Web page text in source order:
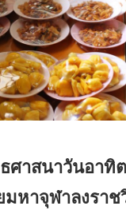
ศาสนาวันอาทิ
หาจุฬาลงรา